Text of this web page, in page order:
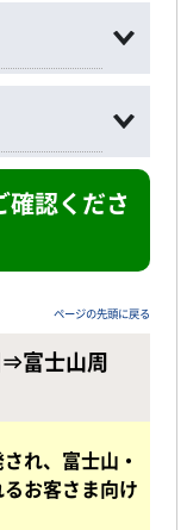
確認くださ
ページの先頭に戻る
⇒富士山周
れ、富士山・
お客さま向け